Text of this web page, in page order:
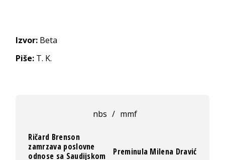
Izvor: Beta
Piše: T. K.
nbs / mmf
Ričard Brenson
zamrzava poslovne
odnose sa Saudijskom
Preminula Milena Dravić